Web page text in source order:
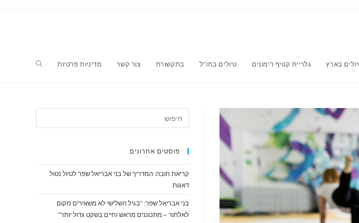
בארץ גלריית קטיף רימונים טיולים בחו"ל בתקשורת צור קשר מדיניות פרטיות
פוסטים אחרונים
קריאת חובה: המדריך של בני אבריאל שפר לטיול נטול
דאגות
בני אבריאל שפר: "בגיל השלישי לא משאירים מקום
לאלתור – מתכוננים מראש וחיים בשקט גדול יותר"